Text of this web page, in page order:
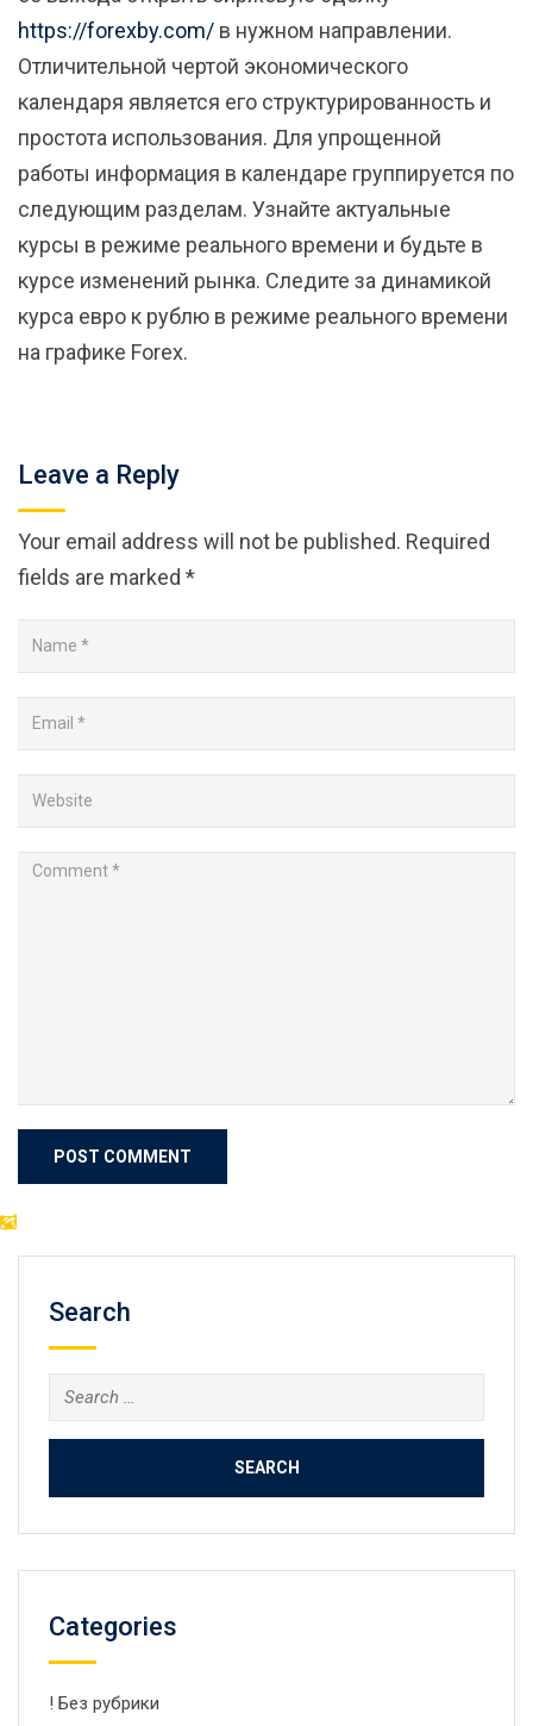
https://forexby.com/ в нужном направлении.
Отличительной чертой экономического
календаря является его структурированность и
простота использования. Для упрощенной
работы информация в календаре группируется по
следующим разделам. Узнайте актуальные
курсы в режиме реального времени и будьте в
курсе изменений рынка. Следите за динамикой
курса евро к рублю в режиме реального времени
на графике Forex.
Leave a Reply
Your email address will not be published. Required
fields are marked *
Search
Search
for:
Categories
! Без рубрики